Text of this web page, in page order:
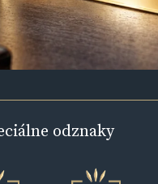
odznaky